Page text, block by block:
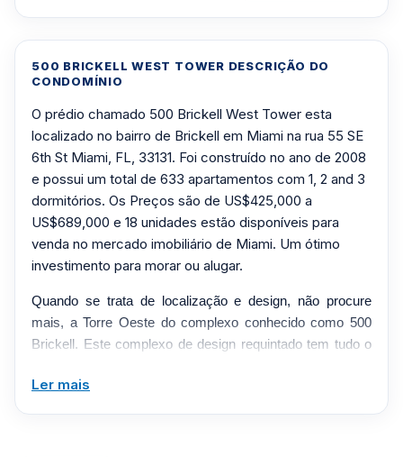
500 BRICKELL WEST TOWER DESCRIÇÃO DO
CONDOMÍNIO
O prédio chamado 500 Brickell West Tower esta
localizado no bairro de Brickell em Miami na rua 55 SE
6th St Miami, FL, 33131. Foi construído no ano de 2008
e possui um total de 633 apartamentos com 1, 2 and 3
dormitórios. Os Preços são de US$425,000 a
US$689,000 e 18 unidades estão disponíveis para
venda no mercado imobiliário de Miami. Um ótimo
investimento para morar ou alugar.
Quando se trata de localização e design, não procure
mais, a Torre Oeste do complexo conhecido como 500
Brickell. Este complexo de design requintado tem tudo o
mundialmente reconhecida Arquitectonica, cujos
Ler mais